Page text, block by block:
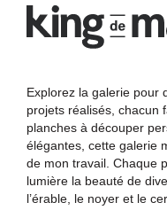
Passer
navigation
principale
Passer
principal
de
Masham
|
Artisan
du
bois
|
Gatineau
Planches
à
découper
-
Horloges
Explorez la galerie pour
projets réalisés, chacun
planches à découper
élégantes, cette galerie
de mon travail. Chaque
lumière la beauté de
l’érable, le noyer et le